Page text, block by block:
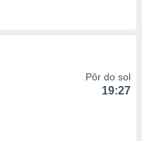
Pôr do sol
19:27